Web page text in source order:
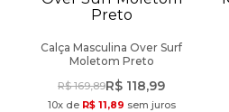
Calça Masculina Over Surf
Moletom Preto
R$ 169,89R$ 118,99
10x de R$ 11,89 sem juros